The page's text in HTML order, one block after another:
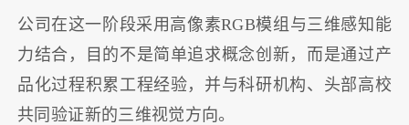
公司在这一阶段采用高像素RGB模组与三维感知能
力结合，目的不是简单追求概念创新，而是通过产
品化过程积累工程经验，并与科研机构、头部高校
共同验证新的三维视觉方向。